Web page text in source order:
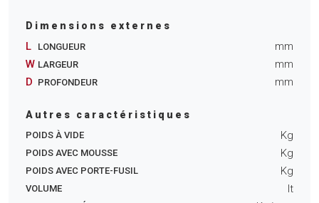
Dimensions externes
L LONGUEUR
mm
W LARGEUR
mm
D PROFONDEUR mm
Autres caractéristiques
POIDS À VIDE Kg
POIDS AVEC MOUSSE Kg
POIDS AVEC PORTE-FUSIL Kg
VOLUME lt